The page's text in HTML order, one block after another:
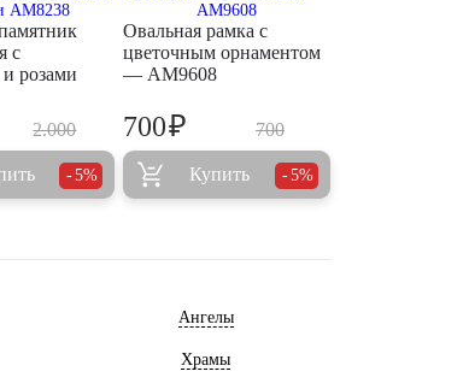
с
розами
2.000
5%
Овальная рамка с
цветочным орнаментом
— AM9608
700
700₽
Купить 5%
Ангелы
Храмы